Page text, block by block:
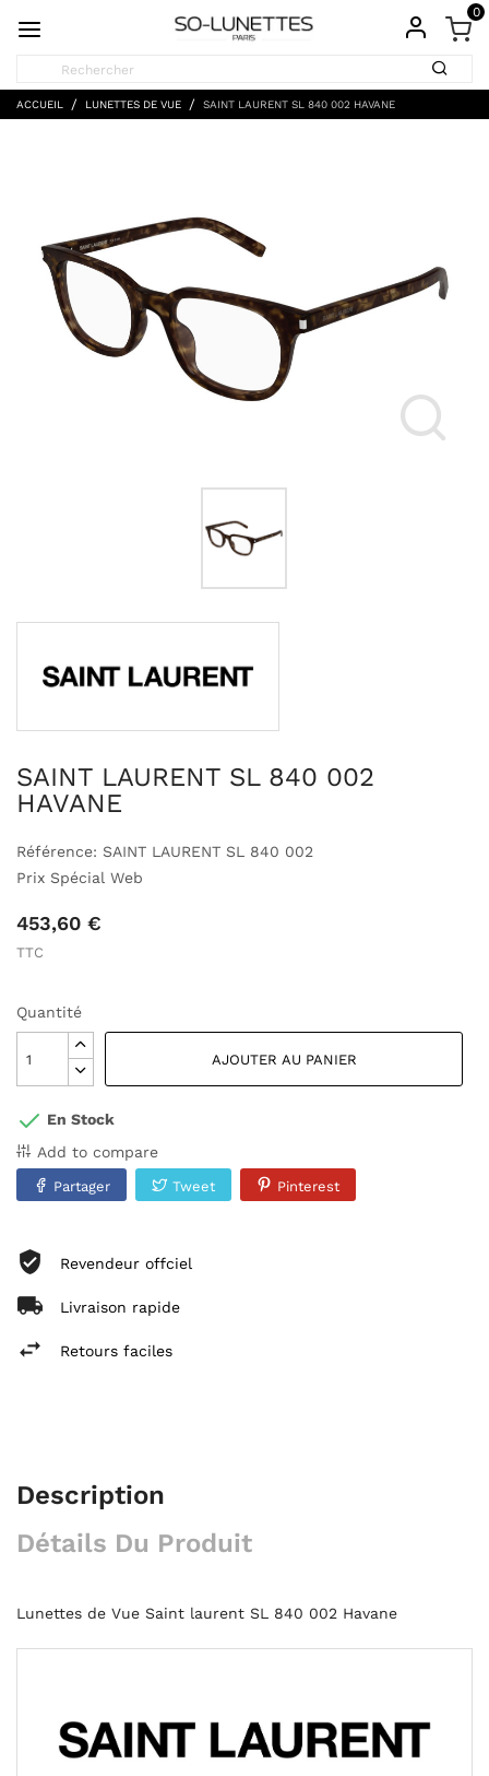
0
ACCUEIL LUNETTES DE VUE SAINT LAURENT SL 840 002 HAVANE
SAINT LAURENT SL 840 002
HAVANE
Référence: SAINT LAURENT SL 840 002
Prix Spécial Web
453,60 €
TTC
Quantité
AJOUTER AU PANIER
En Stock
Add to compare
Partager Tweet Pinterest
Revendeur offciel
Livraison rapide
Retours faciles
Description
Détails Du Produit
Lunettes de Vue Saint laurent SL 840 002 Havane